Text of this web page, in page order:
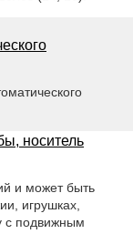
носитель
и может быть
игрушках,
с подвижным